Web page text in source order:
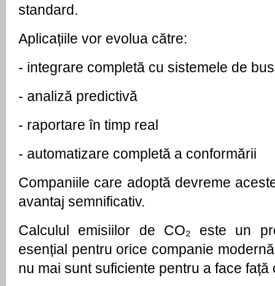
standard.
Aplicațiile vor evolua către:
- integrare completă cu sistemele de
- analiză predictivă
- raportare în timp real
- automatizare completă a conformării
Companiile care adoptă devreme
avantaj semnificativ.
Calculul emisiilor de CO₂ este un
esențial pentru orice companie
nu mai sunt suficiente pentru a face față